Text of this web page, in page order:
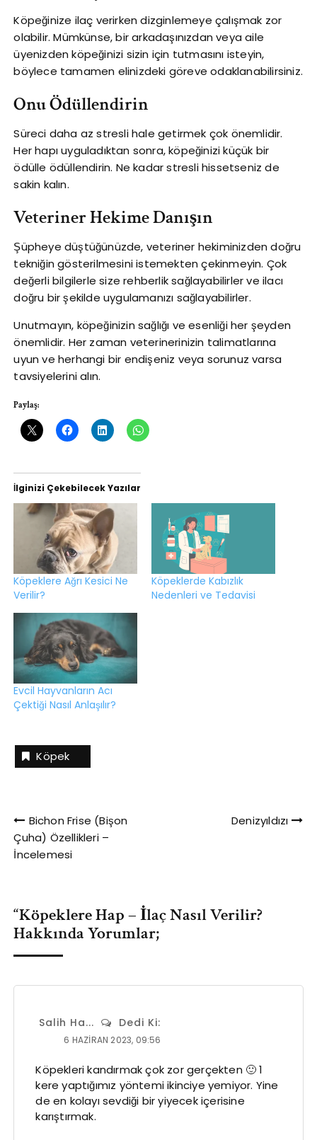
Köpeğinize ilaç verirken dizginlemeye çalışmak zor
olabilir. Mümkünse, bir arkadaşınızdan veya aile
üyenizden köpeğinizi sizin için tutmasını isteyin,
böylece tamamen elinizdeki göreve odaklanabilirsiniz.
Onu Ödüllendirin
Süreci daha az stresli hale getirmek çok önemlidir.
Her hapı uyguladıktan sonra, köpeğinizi küçük bir
ödülle ödüllendirin. Ne kadar stresli hissetseniz de
sakin kalın.
Veteriner Hekime Danışın
Şüpheye düştüğünüzde, veteriner hekiminizden doğru
tekniğin gösterilmesini istemekten çekinmeyin. Çok
değerli bilgilerle size rehberlik sağlayabilirler ve ilacı
doğru bir şekilde uygulamanızı sağlayabilirler.
Unutmayın, köpeğinizin sağlığı ve esenliği her şeyden
önemlidir. Her zaman veterinerinizin talimatlarına
uyun ve herhangi bir endişeniz veya sorunuz varsa
tavsiyelerini alın.
Paylaş:
İlginizi Çekebilecek Yazılar
Köpeklere Ağrı Kesici Ne
Verilir?
Köpeklerde Kabızlık
Nedenleri ve Tedavisi
Evcil Hayvanların Acı
Çektiği Nasıl Anlaşılır?
Köpek
Yazı
gezinmesi
Bichon Frise (Bişon
Çuha) Özellikleri –
İncelemesi
Denizyıldızı
“Köpeklere Hap – İlaç Nasıl Verilir?
Hakkında Yorumlar;
Salih Ha... Dedi Ki:
6 HAZIRAN 2023, 09:56
Köpekleri kandırmak çok zor gerçekten 🙂 1
kere yaptığımız yöntemi ikinciye yemiyor. Yine
de en kolayı sevdiği bir yiyecek içerisine
karıştırmak.